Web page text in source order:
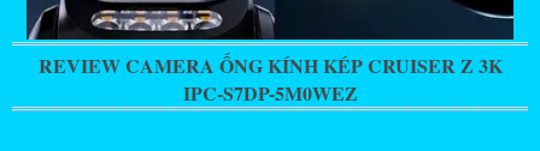
REVIEW CAMERA ỐNG KÍNH KÉP CRUISER Z 3K
IPC-S7DP-5M0WEZ